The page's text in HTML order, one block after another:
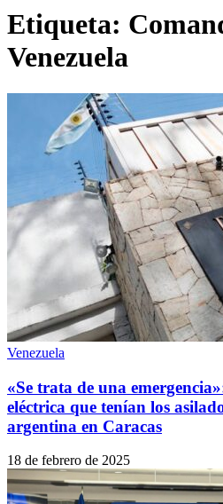
Etiqueta:
Venezuela
Venezuela
«Se trata de una
eléctrica que tenían los
argentina en Caracas
18 de febrero de 2025